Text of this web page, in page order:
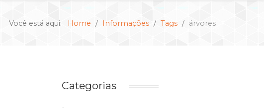
Você está aqui: Home Informações Tags árvores
Categorias